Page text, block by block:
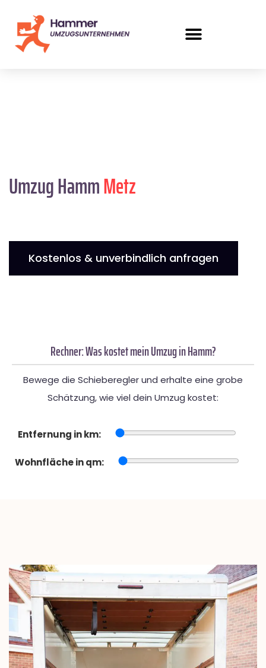
Umzug HammMetz
Kostenlos & unverbindlich anfragen
Rechner: Was kostet mein Umzug in Hamm?
Bewege die Schieberegler und erhalte eine grobe
Schätzung, wie viel dein Umzug kostet:
Entfernung in km:
Wohnfläche in qm: